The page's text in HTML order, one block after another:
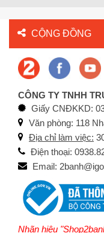
CỘNG ĐỒNG
CÔNG TY TNHH
Giấy CNĐKKD:
Văn phòng: 118
Địa chỉ làm việc:
Điện thoại:
Email:
Nhãn hiệu